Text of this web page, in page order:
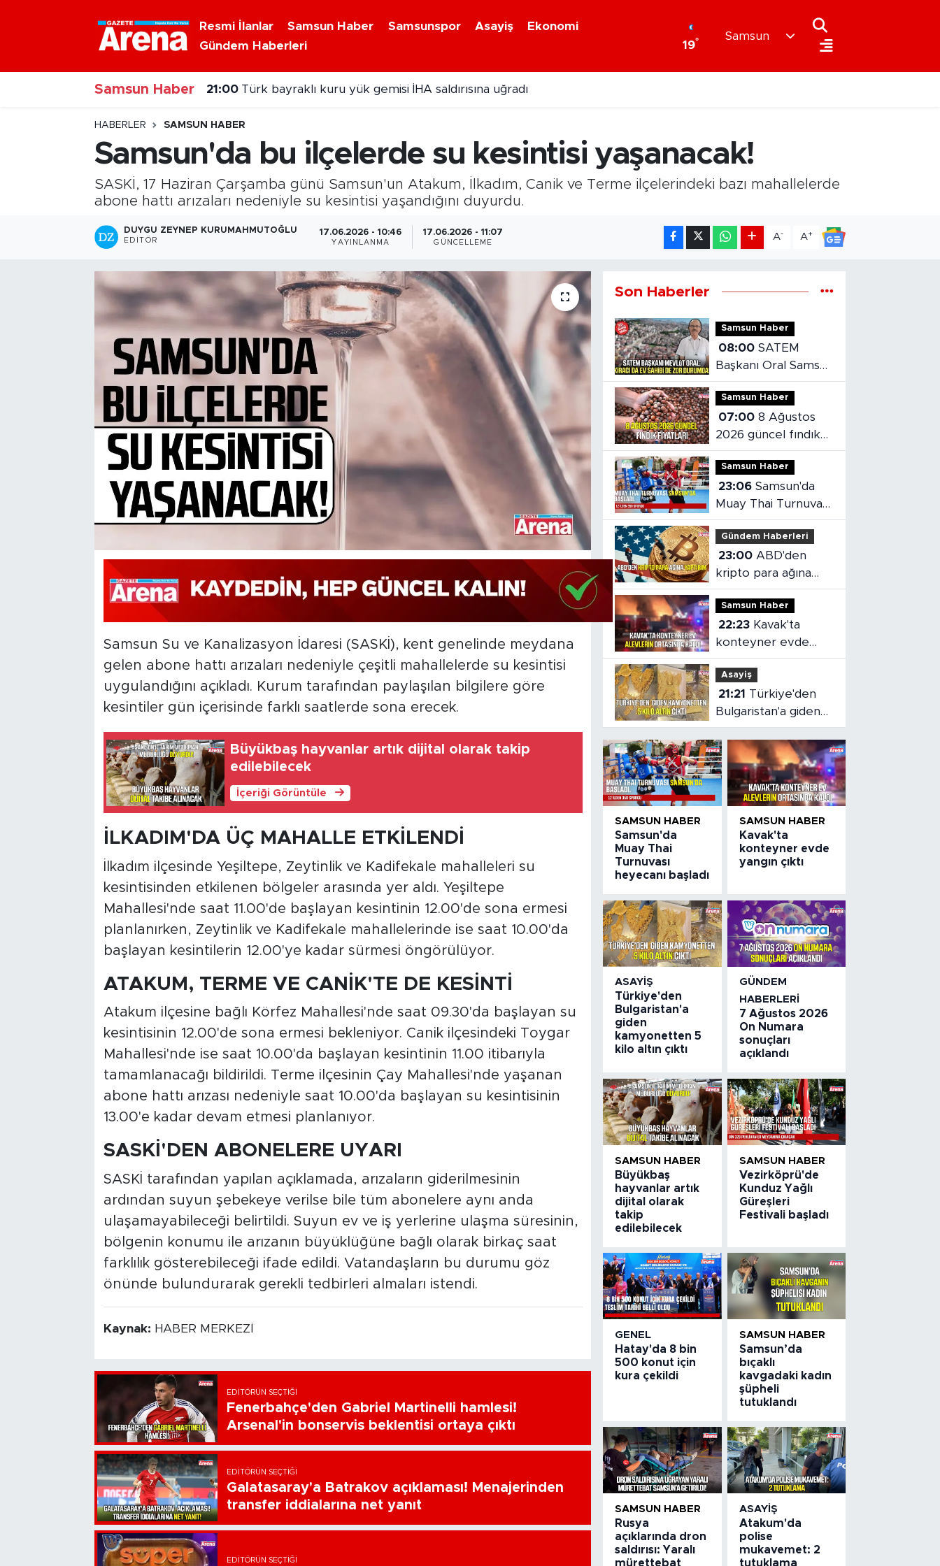
Resmi İlanlar Samsun Haber Samsunspor Asayiş
Ekonomi
Gündem Haberleri
19°
Samsun
Samsun Haber 21:00 Türk bayraklı kuru yük gemisi İHA saldırısına uğradı
HABERLER SAMSUN HABER
Samsun'da bu ilçelerde su kesintisi yaşanacak!
SASKİ, 17 Haziran Çarşamba günü Samsun'un Atakum, İlkadım, Canik ve Terme ilçelerindeki bazı mahallelerde
abone hattı arızaları nedeniyle su kesintisi yaşandığını duyurdu.
DUYGU ZEYNEP KURUMAHMUTOĞLU
EDITÖR
17.06.2026 - 10:46
YAYINLANMA
17.06.2026 - 11:07
GÜNCELLEME
A- A+
Samsun Su ve Kanalizasyon İdaresi (SASKİ), kent genelinde meydana
gelen abone hattı arızaları nedeniyle çeşitli mahallelerde su kesintisi
uygulandığını açıkladı. Kurum tarafından paylaşılan bilgilere göre
kesintiler gün içerisinde farklı saatlerde sona erecek.
Büyükbaş hayvanlar artık dijital olarak takip
edilebilecek
İçeriği Görüntüle
İLKADIM'DA ÜÇ MAHALLE ETKİLENDİ
İlkadım ilçesinde Yeşiltepe, Zeytinlik ve Kadifekale mahalleleri su
kesintisinden etkilenen bölgeler arasında yer aldı. Yeşiltepe
Mahallesi'nde saat 11.00'de başlayan kesintinin 12.00'de sona ermesi
planlanırken, Zeytinlik ve Kadifekale mahallelerinde ise saat 10.00'da
başlayan kesintilerin 12.00'ye kadar sürmesi öngörülüyor.
ATAKUM, TERME VE CANİK'TE DE KESİNTİ
Atakum ilçesine bağlı Körfez Mahallesi'nde saat 09.30'da başlayan su
kesintisinin 12.00'de sona ermesi bekleniyor. Canik ilçesindeki Toygar
Mahallesi'nde ise saat 10.00'da başlayan kesintinin 11.00 itibarıyla
tamamlanacağı bildirildi. Terme ilçesinin Çay Mahallesi'nde yaşanan
abone hattı arızası nedeniyle saat 10.00'da başlayan su kesintisinin
13.00'e kadar devam etmesi planlanıyor.
SASKİ'DEN ABONELERE UYARI
SASKİ tarafından yapılan açıklamada, arızaların giderilmesinin
ardından suyun şebekeye verilse bile tüm abonelere aynı anda
ulaşamayabileceği belirtildi. Suyun ev ve iş yerlerine ulaşma süresinin,
bölgenin konumu ile arızanın büyüklüğüne bağlı olarak birkaç saat
farklılık gösterebileceği ifade edildi. Vatandaşların bu durumu göz
önünde bulundurarak gerekli tedbirleri almaları istendi.
Kaynak: HABER MERKEZİ
EDITÖRÜN SEÇTIĞI
Fenerbahçe'den Gabriel Martinelli hamlesi!
Arsenal'in bonservis beklentisi ortaya çıktı
EDITÖRÜN SEÇTIĞI
Galatasaray'a Batrakov açıklaması! Menajerinden
transfer iddialarına net yanıt
EDITÖRÜN SEÇTIĞI
Son Haberler
Samsun Haber
08:00 SATEM
Başkanı Oral Samsun
konut piyasasını
değerlendirdi
Samsun Haber
07:00 8 Ağustos
2026 güncel fındık
fiyatları
Samsun Haber
23:06 Samsun'da
Muay Thai Turnuvası
heyecanı başladı
Gündem Haberleri
23:00 ABD'den
kripto para ağına
yaptırım
Samsun Haber
22:23
konteyner evde
yangın çıktı
Asayiş
21:21
Bulgaristan'a giden
kamyonetten 5 kilo
altın çıktı
SAMSUN HABER
Samsun'da
Muay Thai
Turnuvası
heyecanı başladı
SAMSUN HABER
Kavak'ta
konteyner evde
yangın çıktı
ASAYIŞ
Türkiye'den
Bulgaristan'a
giden
kamyonetten 5
kilo altın çıktı
GÜNDEM
HABERLERI
7 Ağustos 2026
On Numara
sonuçları
açıklandı
SAMSUN HABER
Büyükbaş
hayvanlar artık
dijital olarak
takip
edilebilecek
SAMSUN HABER
Vezirköprü'de
Kunduz Yağlı
Güreşleri
Festivali başladı
GENEL
Hatay'da 8 bin
500 konut için
kura çekildi
SAMSUN HABER
Samsun’da
bıçaklı
kavgadaki kadın
şüpheli
tutuklandı
SAMSUN HABER
Rusya
açıklarında dron
saldırısı: Yaralı
mürettebat
ASAYIŞ
Atakum'da
polise
mukavemet: 2
tutuklama
Nöbetçi Eczaneler
Hava Durumu
Samsun Namaz Vakitleri
Trafik Durumu
Süper Lig Puan Durumu ve Fikstür
Tüm Manşetler
Haber Arşivi